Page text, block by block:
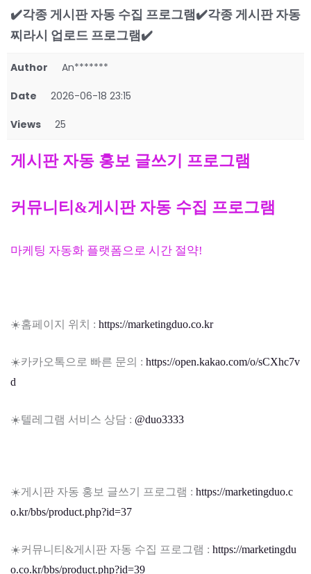
✔️각종 게시판 자동 수집 프로그램✔️각종 게시판 자동
찌라시 업로드 프로그램✔️
Author An*******
Date 2026-06-18 23:15
Views 25
게시판 자동 홍보 글쓰기 프로그램
커뮤니티&게시판 자동 수집 프로그램
마케팅 자동화 플랫폼으로 시간 절약!
☀️홈페이지 위치 : https://marketingduo.co.kr
☀️카카오톡으로 빠른 문의 : https://open.kakao.com/o/sCXhc7v
d
☀️텔레그램 서비스 상담 : @duo3333
☀️게시판 자동 홍보 글쓰기 프로그램 : https://marketingduo.c
o.kr/bbs/product.php?id=37
☀️커뮤니티&게시판 자동 수집 프로그램 : https://marketingdu
o.co.kr/bbs/product.php?id=39